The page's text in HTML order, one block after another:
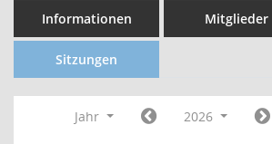
Informationen Mitglieder
Sitzungen
Jahr
2026